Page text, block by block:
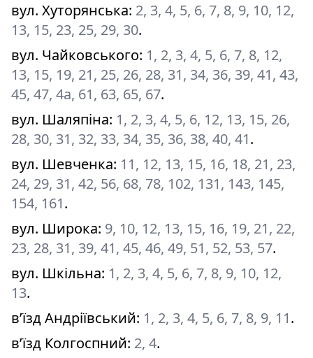
вул. Хуторянська: 2, 3, 4, 5, 6, 7, 8, 9, 10, 12,
13, 15, 23, 25, 29, 30.
вул. Чайковського: 1, 2, 3, 4, 5, 6, 7, 8, 12,
13, 15, 19, 21, 25, 26, 28, 31, 34, 36, 39, 41, 43,
45, 47, 4а, 61, 63, 65, 67.
вул. Шаляпіна: 1, 2, 3, 4, 5, 6, 12, 13, 15, 26,
28, 30, 31, 32, 33, 34, 35, 36, 38, 40, 41.
вул. Шевченка: 11, 12, 13, 15, 16, 18, 21, 23,
24, 29, 31, 42, 56, 68, 78, 102, 131, 143, 145,
154, 161.
вул. Широка: 9, 10, 12, 13, 15, 16, 19, 21, 22,
23, 28, 31, 39, 41, 45, 46, 49, 51, 52, 53, 57.
вул. Шкільна: 1, 2, 3, 4, 5, 6, 7, 8, 9, 10, 12,
13.
в’їзд Андріївський: 1, 2, 3, 4, 5, 6, 7, 8, 9, 11.
в’їзд Колгоспний: 2, 4.